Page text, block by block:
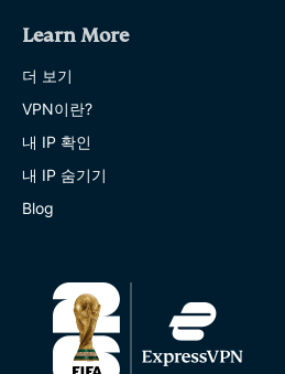
Learn More
더 보기
VPN이란?
내 IP 확인
내 IP 숨기기
Blog